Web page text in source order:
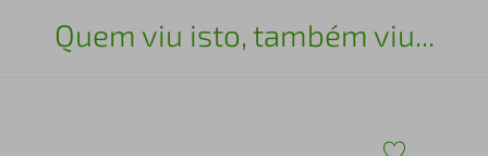
Quem viu isto, também viu...